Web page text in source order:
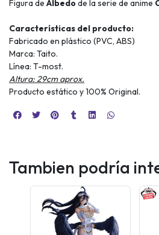
Figura de Albedode la serie de anime
Características del producto:
Fabricado en plástico (PVC, ABS)
Marca: Taito.
Línea: T-most.
Altura: 29cm aprox.
Producto estático y 100% Original.
Tambien podría